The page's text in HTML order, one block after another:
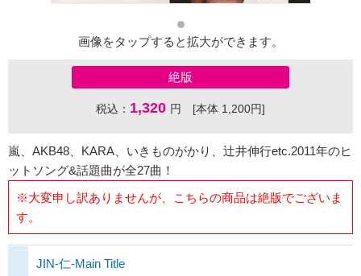
画像をタップすると拡大ができます。
絶版
税込： 1,320 円 [本体 1,200円]
嵐、AKB48、KARA、いきものがかり、辻井伸行etc.2011年のヒ
ットソング&話題曲が全27曲！
※大変申し訳ありませんが、こちらの商品は絶版でございま
す。
JIN-仁-Main Title